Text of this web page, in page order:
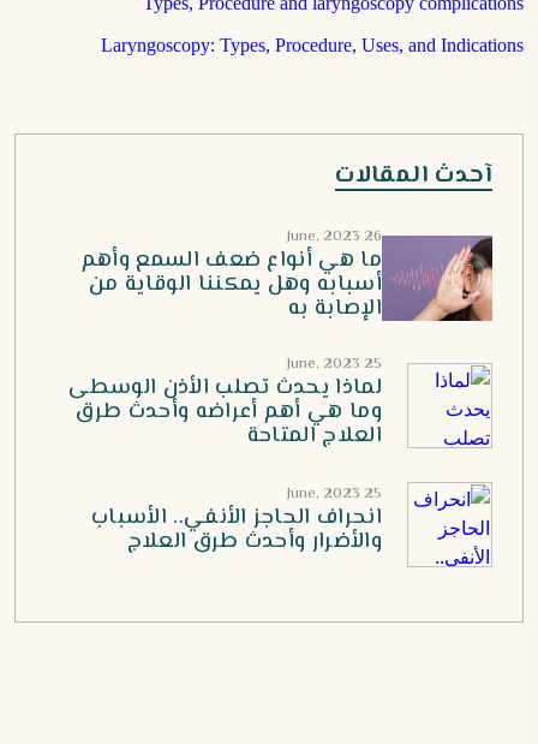
Laryngoscopy: Types, Procedure, Uses, and Indications
آحدث المقالات
26 June, 2023
ما هي أنواع ضعف السمع وأهم
أسبابه وهل يمكننا الوقاية من
الإصابة به
25 June, 2023
لماذا يحدث تصلب الأذن الوسطى
وما هي أهم أعراضه وأحدث طرق
العلاج المتاحة
25 June, 2023
انحراف الحاجز الأنفي.. الأسباب
والأضرار وأحدث طرق العلاج